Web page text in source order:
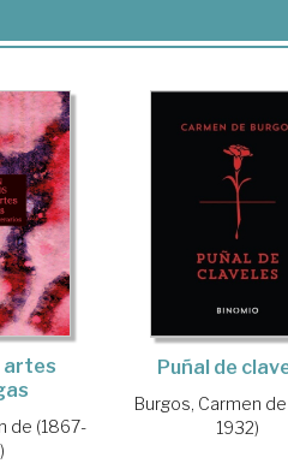
artes
de (1867-
Puñal de
Burgos, Carmen
1932)